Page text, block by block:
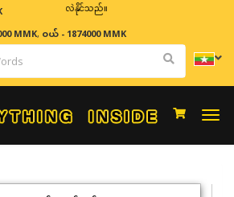
နှင့် အမျှပြောင်းလဲနိုင်သည်။
MMK, ဝယ် - 1874000 MMK